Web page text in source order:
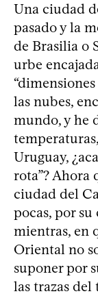
Una ciudad
pasado y la
de Brasilia o
urbe
las nubes,
mundo, y he
Uruguay,
rota”? Ahora
ciudad del
pocas, por
mientras, en
Oriental no
suponer por
las trazas del